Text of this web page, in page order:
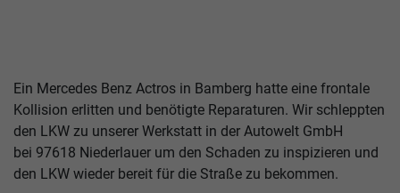
Ein Mercedes Benz Actros in Bamberg hatte eine frontale
Kollision erlitten und benötigte Reparaturen. Wir schleppten
den LKW zu unserer Werkstatt in der Autowelt GmbH
bei 97618 Niederlauer um den Schaden zu inspizieren und
den LKW wieder bereit für die Straße zu bekommen.